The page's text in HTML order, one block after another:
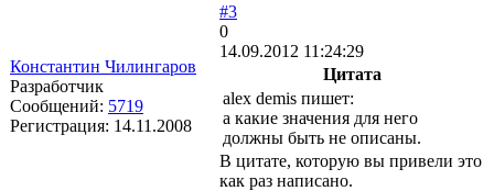
Константин Чилингаров
Разработчик
Сообщений: 5719
Регистрация: 14.11.2008
#3
0
14.09.2012 11:24:29
Цитата
alex demis пишет:
а какие значения для него
должны быть не описаны.
В цитате, которую вы привели это
как раз написано.